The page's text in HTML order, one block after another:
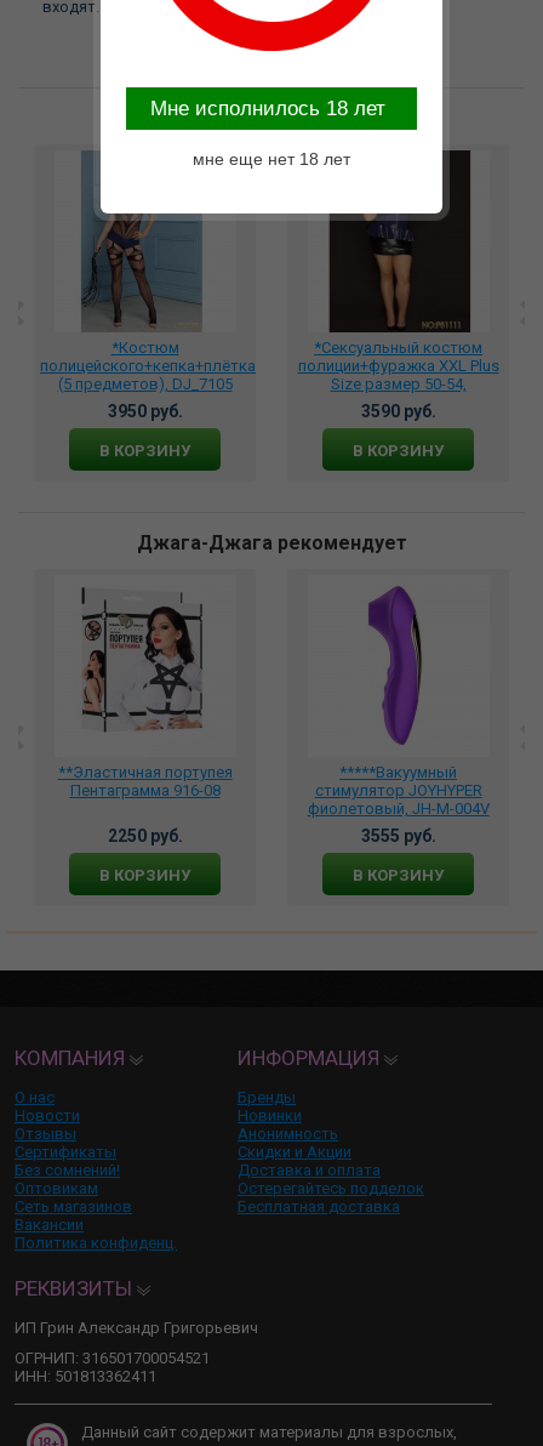
входят.
Возможные варианты замены
*Костюм
полицейского+кепка+плётка
(5 предметов), DJ_7105
3950 руб.
В КОРЗИНУ
*Сексуальный костюм
полиции+фуражка XXL Plus
Size размер 50-54,
DJ_P81111
3590 руб.
В КОРЗИНУ
Джага-Джага рекомендует
**Эластичная портупея
Пентаграмма 916-08
2250 руб.
В КОРЗИНУ
*****Вакуумный
стимулятор JOYHYPER
фиолетовый, JH-M-004V
3555 руб.
В КОРЗИНУ
КОМПАНИЯ
О нас
Новости
Отзывы
Сертификаты
Без сомнений!
Оптовикам
Сеть магазинов
Вакансии
Политика конфиденц.
ИНФОРМАЦИЯ
Бренды
Новинки
Анонимность
Скидки и Акции
Доставка и оплата
Остерегайтесь подделок
Бесплатная доставка
РЕКВИЗИТЫ
ИП Грин Александр Григорьевич
ОГРНИП: 316501700054521
ИНН: 501813362411
Данный сайт содержит материалы для взрослых,
Mне исполнилось 18 лет
мне еще нет 18 лет